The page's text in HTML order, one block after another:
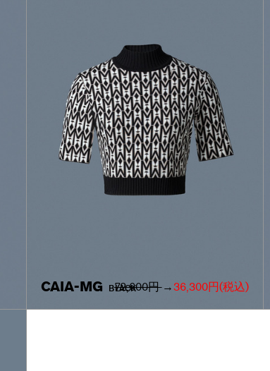
CAIA-MG BLACK
72,600円→36,300円(税込)